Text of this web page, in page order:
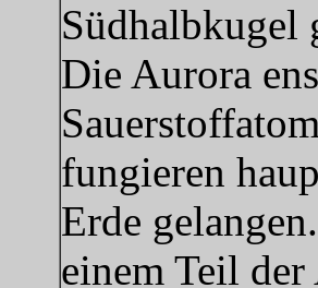
Südhalbkugel
Die Aurora
fungieren
Erde
einem Teil